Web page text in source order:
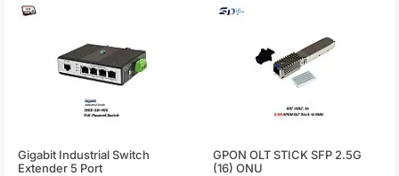
Gigabit Industrial Switch
Extender 5 Port
GPON OLT STICK SFP 2.5G
(16) ONU